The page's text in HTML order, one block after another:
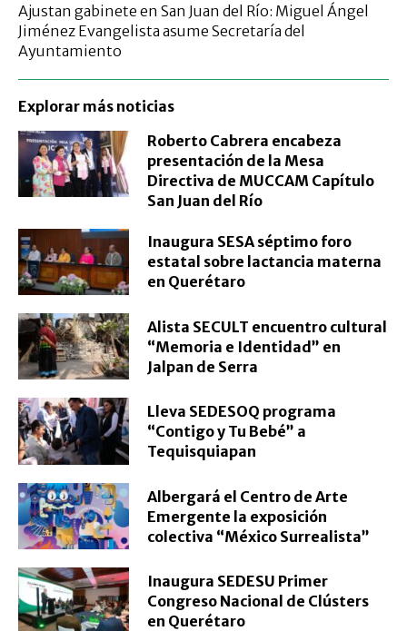
Ajustan gabinete en San Juan del Río: Miguel Ángel
Jiménez Evangelista asume Secretaría del
Ayuntamiento
Explorar más noticias
Roberto Cabrera encabeza
presentación de la Mesa
Directiva de MUCCAM Capítulo
San Juan del Río
Inaugura SESA séptimo foro
estatal sobre lactancia materna
en Querétaro
Alista SECULT encuentro cultural
“Memoria e Identidad” en
Jalpan de Serra
Lleva SEDESOQ programa
“Contigo y Tu Bebé” a
Tequisquiapan
Albergará el Centro de Arte
Emergente la exposición
colectiva “México Surrealista”
Inaugura SEDESU Primer
Congreso Nacional de Clústers
en Querétaro